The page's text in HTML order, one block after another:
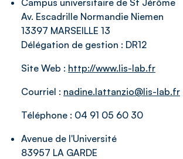
Campus universitaire de St Jérôme
Av. Escadrille Normandie Niemen
13397 MARSEILLE 13
Délégation de gestion : DR12
Site Web : http://www.lis-lab.fr
Courriel : nadine.lattanzio@lis-lab.fr
Téléphone : 04 91 05 60 30
Avenue de l'Université
83957 LA GARDE